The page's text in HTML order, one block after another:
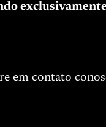
em contato